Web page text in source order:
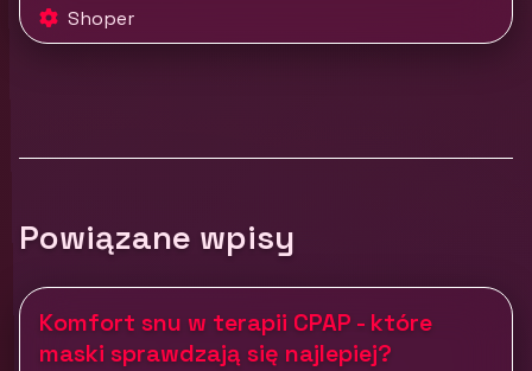
Shoper
Powiązane wpisy
Komfort snu w terapii CPAP - które
maski sprawdzają się najlepiej?